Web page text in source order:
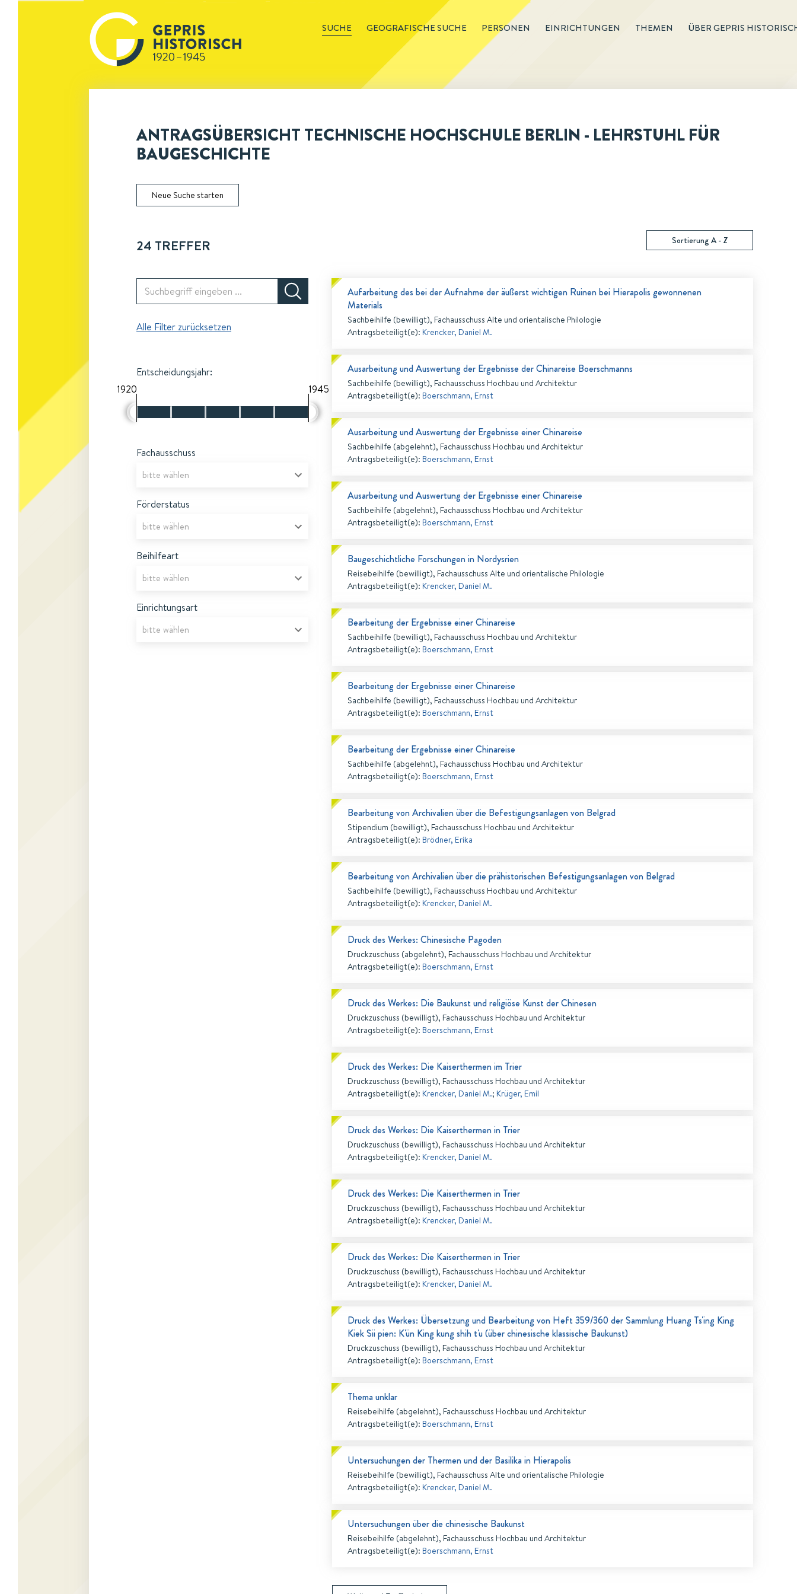
SUCHE GEOGRAFISCHE SUCHE PERSONEN EINRICHTUNGEN THEMEN ÜBER GEPRIS
ANTRAGSÜBERSICHT TECHNISCHE HOCHSCHULE BERLIN - LEHRSTUHL FÜR
BAUGESCHICHTE
Neue Suche starten
24 TREFFER Sortierung A - Z
Alle Filter zurücksetzen
Entscheidungsjahr:
1920
1945
Fachausschuss
Förderstatus
Beihilfeart
Einrichtungsart
Aufarbeitung des bei der Aufnahme der äußerst wichtigen Ruinen bei Hierapolis gewonnenen
Materials
Sachbeihilfe (bewilligt), Fachausschuss Alte und orientalische Philologie
Antragsbeteiligt(e): Krencker, Daniel M.
Ausarbeitung und Auswertung der Ergebnisse der Chinareise Boerschmanns
Sachbeihilfe (bewilligt), Fachausschuss Hochbau und Architektur
Antragsbeteiligt(e): Boerschmann, Ernst
Ausarbeitung und Auswertung der Ergebnisse einer Chinareise
Sachbeihilfe (abgelehnt), Fachausschuss Hochbau und Architektur
Antragsbeteiligt(e): Boerschmann, Ernst
Ausarbeitung und Auswertung der Ergebnisse einer Chinareise
Sachbeihilfe (abgelehnt), Fachausschuss Hochbau und Architektur
Antragsbeteiligt(e): Boerschmann, Ernst
Baugeschichtliche Forschungen in Nordysrien
Reisebeihilfe (bewilligt), Fachausschuss Alte und orientalische Philologie
Antragsbeteiligt(e): Krencker, Daniel M.
Bearbeitung der Ergebnisse einer Chinareise
Sachbeihilfe (bewilligt), Fachausschuss Hochbau und Architektur
Antragsbeteiligt(e): Boerschmann, Ernst
Bearbeitung der Ergebnisse einer Chinareise
Sachbeihilfe (bewilligt), Fachausschuss Hochbau und Architektur
Antragsbeteiligt(e): Boerschmann, Ernst
Bearbeitung der Ergebnisse einer Chinareise
Sachbeihilfe (abgelehnt), Fachausschuss Hochbau und Architektur
Antragsbeteiligt(e): Boerschmann, Ernst
Bearbeitung von Archivalien über die Befestigungsanlagen von Belgrad
Stipendium (bewilligt), Fachausschuss Hochbau und Architektur
Antragsbeteiligt(e): Brödner, Erika
Bearbeitung von Archivalien über die prähistorischen Befestigungsanlagen von Belgrad
Sachbeihilfe (bewilligt), Fachausschuss Hochbau und Architektur
Antragsbeteiligt(e): Krencker, Daniel M.
Druck des Werkes: Chinesische Pagoden
Druckzuschuss (abgelehnt), Fachausschuss Hochbau und Architektur
Antragsbeteiligt(e): Boerschmann, Ernst
Druck des Werkes: Die Baukunst und religiöse Kunst der Chinesen
Druckzuschuss (bewilligt), Fachausschuss Hochbau und Architektur
Antragsbeteiligt(e): Boerschmann, Ernst
Druck des Werkes: Die Kaiserthermen im Trier
Druckzuschuss (bewilligt), Fachausschuss Hochbau und Architektur
Antragsbeteiligt(e): Krencker, Daniel M.; Krüger, Emil
Druck des Werkes: Die Kaiserthermen in Trier
Druckzuschuss (bewilligt), Fachausschuss Hochbau und Architektur
Antragsbeteiligt(e): Krencker, Daniel M.
Druck des Werkes: Die Kaiserthermen in Trier
Druckzuschuss (bewilligt), Fachausschuss Hochbau und Architektur
Antragsbeteiligt(e): Krencker, Daniel M.
Druck des Werkes: Die Kaiserthermen in Trier
Druckzuschuss (bewilligt), Fachausschuss Hochbau und Architektur
Antragsbeteiligt(e): Krencker, Daniel M.
Druck des Werkes: Übersetzung und Bearbeitung von Heft 359/360 der Sammlung Huang Ts'ing King
Kiek Sii pien: K'ün King kung shih t'u (über chinesische klassische Baukunst)
Druckzuschuss (bewilligt), Fachausschuss Hochbau und Architektur
Antragsbeteiligt(e): Boerschmann, Ernst
Thema unklar
Reisebeihilfe (abgelehnt), Fachausschuss Hochbau und Architektur
Antragsbeteiligt(e): Boerschmann, Ernst
Untersuchungen der Thermen und der Basilika in Hierapolis
Reisebeihilfe (bewilligt), Fachausschuss Alte und orientalische Philologie
Antragsbeteiligt(e): Krencker, Daniel M.
Untersuchungen über die chinesische Baukunst
Reisebeihilfe (abgelehnt), Fachausschuss Hochbau und Architektur
Antragsbeteiligt(e): Boerschmann, Ernst